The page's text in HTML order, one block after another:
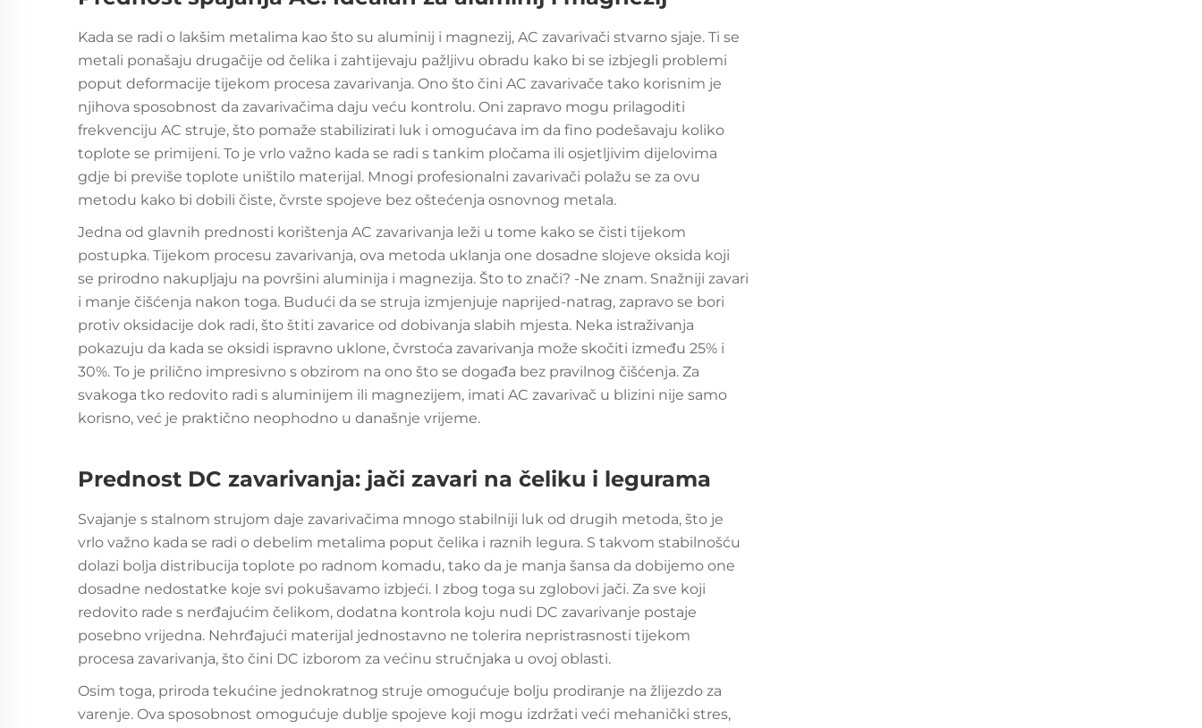
Kada se radi o lakšim metalima kao što su aluminij i magnezij, AC zavarivači stvarno sjaje. Ti se
metali ponašaju drugačije od čelika i zahtijevaju pažljivu obradu kako bi se izbjegli problemi
poput deformacije tijekom procesa zavarivanja. Ono što čini AC zavarivače tako korisnim je
njihova sposobnost da zavarivačima daju veću kontrolu. Oni zapravo mogu prilagoditi
frekvenciju AC struje, što pomaže stabilizirati luk i omogućava im da fino podešavaju koliko
toplote se primijeni. To je vrlo važno kada se radi s tankim pločama ili osjetljivim dijelovima
gdje bi previše toplote uništilo materijal. Mnogi profesionalni zavarivači polažu se za ovu
metodu kako bi dobili čiste, čvrste spojeve bez oštećenja osnovnog metala.
Jedna od glavnih prednosti korištenja AC zavarivanja leži u tome kako se čisti tijekom
postupka. Tijekom procesu zavarivanja, ova metoda uklanja one dosadne slojeve oksida koji
se prirodno nakupljaju na površini aluminija i magnezija. Što to znači? -Ne znam. Snažniji zavari
i manje čišćenja nakon toga. Budući da se struja izmjenjuje naprijed-natrag, zapravo se bori
protiv oksidacije dok radi, što štiti zavarice od dobivanja slabih mjesta. Neka istraživanja
pokazuju da kada se oksidi ispravno uklone, čvrstoća zavarivanja može skočiti između 25% i
30%. To je prilično impresivno s obzirom na ono što se događa bez pravilnog čišćenja. Za
svakoga tko redovito radi s aluminijem ili magnezijem, imati AC zavarivač u blizini nije samo
korisno, već je praktično neophodno u današnje vrijeme.
Prednost DC zavarivanja: jači zavari na čeliku i legurama
Svajanje s stalnom strujom daje zavarivačima mnogo stabilniji luk od drugih metoda, što je
vrlo važno kada se radi o debelim metalima poput čelika i raznih legura. S takvom stabilnošću
dolazi bolja distribucija toplote po radnom komadu, tako da je manja šansa da dobijemo one
dosadne nedostatke koje svi pokušavamo izbjeći. I zbog toga su zglobovi jači. Za sve koji
redovito rade s nerđajućim čelikom, dodatna kontrola koju nudi DC zavarivanje postaje
posebno vrijedna. Nehrđajući materijal jednostavno ne tolerira nepristrasnosti tijekom
procesa zavarivanja, što čini DC izborom za većinu stručnjaka u ovoj oblasti.
Osim toga, priroda tekućine jednokratnog struje omogućuje bolju prodiranje na žlijezdo za
varenje. Ova sposobnost omogućuje dublje spojeve koji mogu izdržati veći mehanički stres,